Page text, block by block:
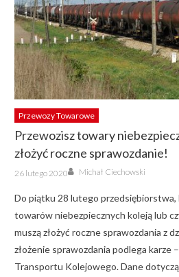
Przewozy Towarowe
Przewozisz towary
złożyć roczne sprawozdanie!
Posted
on
26 lutego 2020 Author
Michał Ciechowski
Do piątku 28 lutego
towarów niebezpiecznych koleją lub
muszą złożyć roczne sprawozdania z
złożenie sprawozdania podlega karze
Transportu Kolejowego. Dane